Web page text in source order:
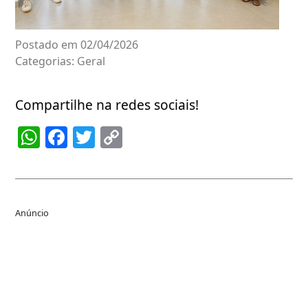
Postado em 02/04/2026
Categorias: Geral
Compartilhe na redes sociais!
WhatsApp
Facebook
Twitter
Anúncio